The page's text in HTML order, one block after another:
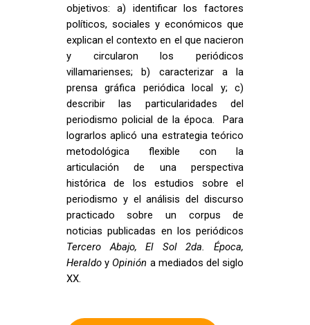
objetivos: a) identificar los factores
políticos, sociales y económicos que
explican el contexto en el que nacieron
y circularon los periódicos
villamarienses; b) caracterizar a la
prensa gráfica periódica local y; c)
describir las particularidades del
periodismo policial de la época. Para
lograrlos aplicó una estrategia teórico
metodológica flexible con la
articulación de una perspectiva
histórica de los estudios sobre el
periodismo y el análisis del discurso
practicado sobre un corpus de
noticias publicadas en los periódicos
Tercero Abajo, El Sol 2da. Época,
Heraldoy Opinión a mediados del siglo
XX.